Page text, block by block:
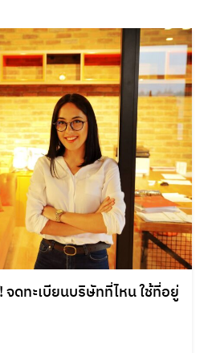
จดทะเบียนบริษัทที่ไหน ใช้ที่อยู่